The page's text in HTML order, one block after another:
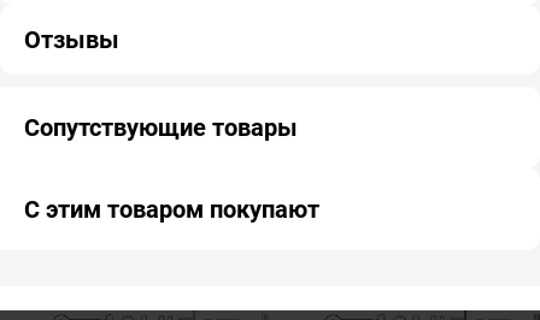
Отзывы
Сопутствующие товары
С этим товаром покупают